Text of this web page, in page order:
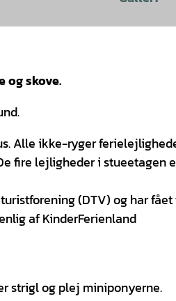
og skove.
Alle ikke-ryger
fire lejligheder i stueetagen
(DTV) og har
af KinderFerienland
strigl og plej miniponyerne.